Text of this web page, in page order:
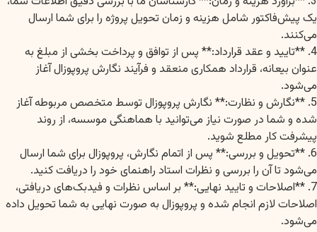
یک پیش‌فاکتور شامل هزینه و زمان تحویل پروژه را برای شما ارسال
می‌کنند.
4. **تایید و عقد قرارداد:** پس از توافق و پرداخت بخشی از مبلغ به
عنوان بیعانه، قرارداد همکاری منعقد و فرآیند نگارش پروپوزال آغاز
می‌شود.
5. **نگارش و نظارت:** نگارش پروپوزال توسط متخصص مربوطه آغاز
شده و شما در صورت نیاز می‌توانید با هماهنگی موسسه، از روند
پیشرفت کار مطلع شوید.
6. **تحویل و بررسی:** پس از اتمام نگارش، پروپوزال برای شما ارسال
می‌شود تا آن را بررسی و نظرات استاد راهنمای خود را دریافت کنید.
7. **اصلاحات و تایید نهایی:** بر اساس نظرات و فیدبک‌های دریافتی،
اصلاحات لازم انجام شده و پروپوزال به صورت نهایی به شما تحویل داده
می‌شود.